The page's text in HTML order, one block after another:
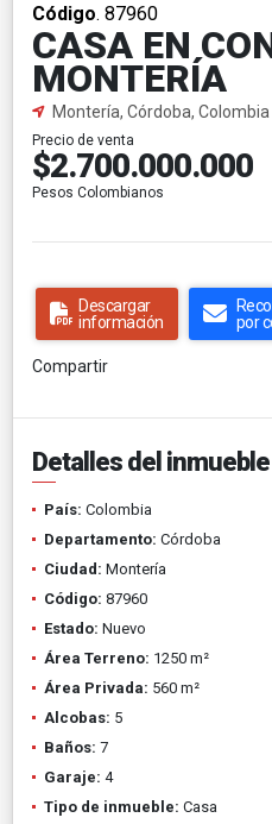
Código. 87960
CASA EN
MONTERÍA
Montería, Córdoba, Colombia
Precio de venta
$2.700.000.000
Pesos Colombianos
Descargar
información
por
Compartir
Detalles del inmueble
País: Colombia
Departamento: Córdoba
Ciudad: Montería
Código: 87960
Estado: Nuevo
Área Terreno: 1250 m²
Área Privada: 560 m²
Alcobas: 5
Baños: 7
Garaje: 4
Tipo de inmueble: Casa